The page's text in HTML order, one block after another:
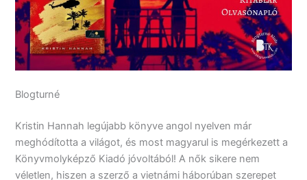
Blogturné
Kristin Hannah legújabb könyve angol nyelven már
meghódította a világot, és most magyarul is megérkezett a
Könyvmolyképző Kiadó jóvoltából! A nők sikere nem
véletlen, hiszen a szerző a vietnámi háborúban szerepet